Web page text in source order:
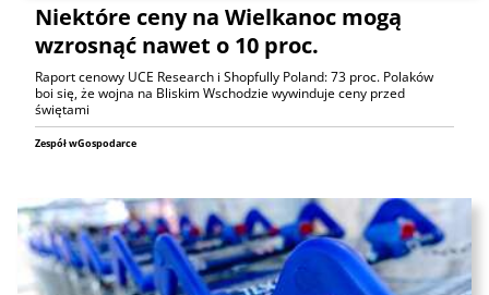
Niektóre ceny na Wielkanoc mogą
wzrosnąć nawet o 10 proc.
Raport cenowy UCE Research i Shopfully Poland: 73 proc. Polaków
boi się, że wojna na Bliskim Wschodzie wywinduje ceny przed
świętami
Zespół wGospodarce